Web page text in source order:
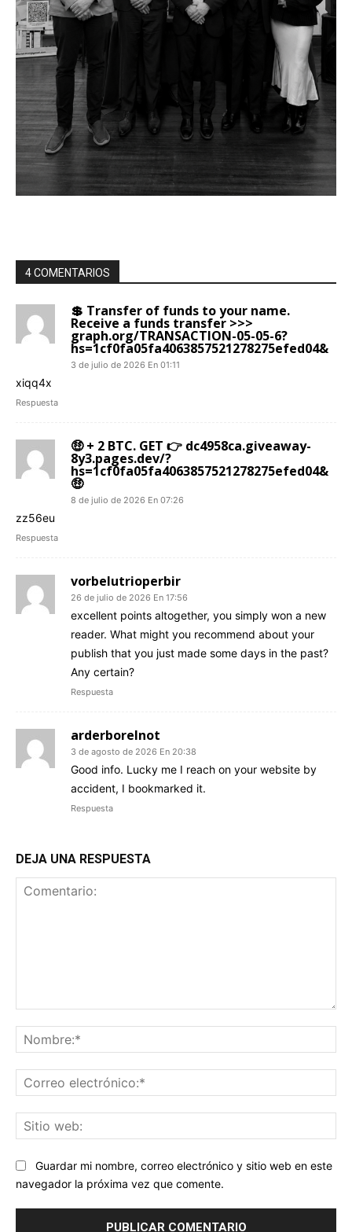
4 COMENTARIOS
💲 Transfer of funds to your name.
Receive a funds transfer >>>
graph.org/TRANSACTION-05-05-6?
hs=1cf0fa05fa4063857521278275efed04&
3 de julio de 2026 En 01:11
xiqq4x
Respuesta
🤑 + 2 BTC. GET 👉 dc4958ca.giveaway-
8y3.pages.dev/?
hs=1cf0fa05fa4063857521278275efed04&
🤑
8 de julio de 2026 En 07:26
zz56eu
Respuesta
vorbelutrioperbir
26 de julio de 2026 En 17:56
excellent points altogether, you simply won a new
reader. What might you recommend about your
publish that you just made some days in the past?
Any certain?
Respuesta
arderborelnot
3 de agosto de 2026 En 20:38
Good info. Lucky me I reach on your website by
accident, I bookmarked it.
Respuesta
DEJA UNA RESPUESTA
Guardar mi nombre, correo electrónico y sitio web en este
navegador la próxima vez que comente.